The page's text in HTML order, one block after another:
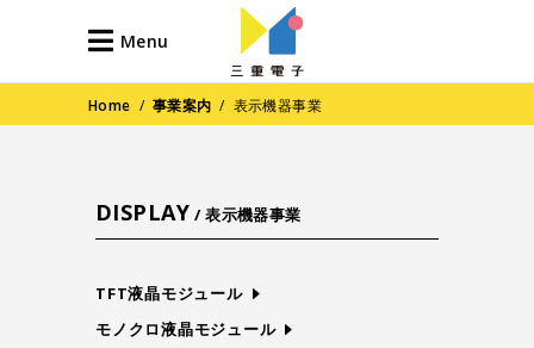
Menu
Home / 事業案内 / 表示機器事業
DISPLAY / 表示機器事業
TFT液晶モジュール
モノクロ液晶モジュール